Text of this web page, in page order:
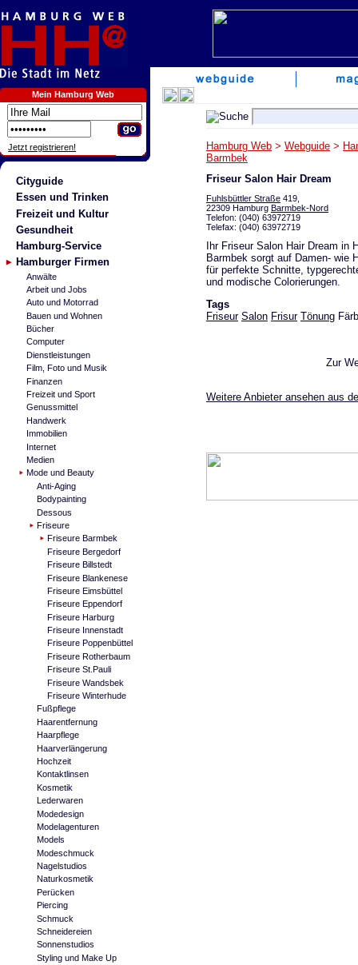
Mein Hamburg Web
Jetzt registrieren!
Cityguide
Essen und Trinken
Freizeit und Kultur
Gesundheit
Hamburg-Service
Hamburger Firmen
Anwälte
Arbeit und Jobs
Auto und Motorrad
Bauen und Wohnen
Bücher
Computer
Dienstleistungen
Film, Foto und Musik
Finanzen
Freizeit und Sport
Genussmittel
Handwerk
Immobilien
Internet
Medien
Mode und Beauty
Anti-Aging
Bodypainting
Dessous
Friseure
Friseure Barmbek
Friseure Bergedorf
Friseure Billstedt
Friseure Blankenese
Friseure Eimsbüttel
Friseure Eppendorf
Friseure Harburg
Friseure Innenstadt
Friseure Poppenbüttel
Friseure Rotherbaum
Friseure St.Pauli
Friseure Wandsbek
Friseure Winterhude
Fußpflege
Haarentfernung
Haarpflege
Haarverlängerung
Hochzeit
Kontaktlinsen
Kosmetik
Lederwaren
Modedesign
Modelagenturen
Models
Modeschmuck
Nagelstudios
Naturkosmetik
Perücken
Piercing
Schmuck
Schneidereien
Sonnenstudios
Styling und Make Up
Hamburg Web > Webguide >
Barmbek
Friseur Salon Hair Dream
Fuhlsbüttler Straße 419,
22309 Hamburg Barmbek-Nord
Telefon: (040) 63972719
Telefax: (040) 63972719
Ihr Friseur Salon Hair Dream in
Barmbek sorgt auf Damen- wie
für perfekte Schnitte,
und modische Colorierungen.
Tags
Friseur Salon Frisur Tönung
Zur
Weitere Anbieter ansehen aus